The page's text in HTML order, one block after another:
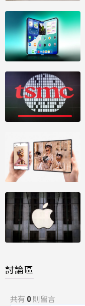
討論區
共有 0則留言